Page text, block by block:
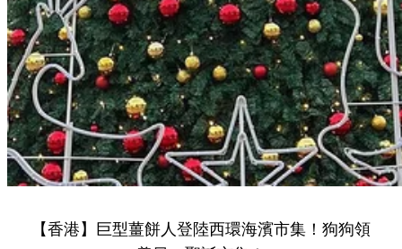
【香港】巨型薑餅人登陸西環海濱市集！狗狗領